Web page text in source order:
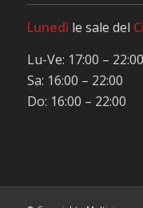
Lunedì le sale del
Lu-Ve: 17:00 – 22:00
Sa: 16:00 – 22:00
Do: 16:00 – 22:00